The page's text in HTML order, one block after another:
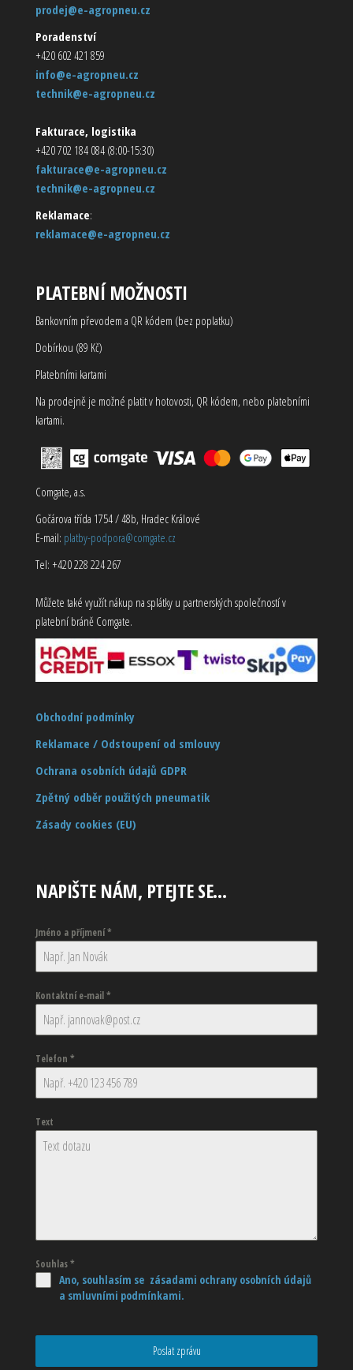
prodej@e-agropneu.cz
Poradenství
+420 602 421 859
info@e-agropneu.cz
technik@e-agropneu.cz
Fakturace, logistika
+420 702 184 084 (8:00-15:30)
fakturace@e-agropneu.cz
technik@e-agropneu.cz
Reklamace:
reklamace@e-agropneu.cz
PLATEBNÍ MOŽNOSTI
Bankovním převodem a QR kódem (bez poplatku)
Dobírkou (89 Kč)
Platebními kartami
Na prodejně je možné platit v hotovosti, QR kódem, nebo platebními
kartami.
Comgate, a.s.
Gočárova třída 1754 / 48b, Hradec Králové
E-mail: platby-podpora@comgate.cz
Tel: +420 228 224 267
Můžete také využít nákup na splátky u partnerských společností v
platební bráně Comgate.
Obchodní podmínky
Reklamace / Odstoupení od smlouvy
Ochrana osobních údajů GDPR
Zpětný odběr použitých pneumatik
Zásady cookies (EU)
NAPIŠTE NÁM, PTEJTE SE…
Jméno a příjmení*
Kontaktní e-mail*
Telefon *
Text
Souhlas*
Ano, souhlasím se zásadami ochrany osobních údajů
a smluvními podmínkami.
Poslat zprávu